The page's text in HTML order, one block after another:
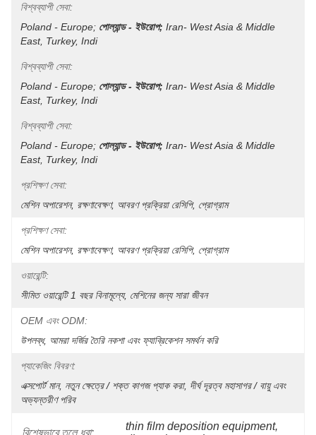
বিশ্বব্যাপী সেবা:
Poland - Europe; পোল্যান্ড - ইউরোপ; Iran- West Asia & Middle
East, Turkey, Indi
বিশ্বব্যাপী সেবা:
Poland - Europe; পোল্যান্ড - ইউরোপ; Iran- West Asia & Middle
East, Turkey, Indi
বিশ্বব্যাপী সেবা:
Poland - Europe; পোল্যান্ড - ইউরোপ; Iran- West Asia & Middle
East, Turkey, Indi
প্রশিক্ষণ সেবা:
মেশিন অপারেশন, রক্ষণাবেক্ষণ, আবরণ প্রক্রিয়া রেসিপি, প্রোগ্রাম
প্রশিক্ষণ সেবা:
মেশিন অপারেশন, রক্ষণাবেক্ষণ, আবরণ প্রক্রিয়া রেসিপি, প্রোগ্রাম
ওয়ারেন্টি:
সীমিত ওয়ারেন্টি 1 বছর বিনামূল্যে, মেশিনের জন্য সারা জীবন
OEM এবং ODM:
উপলব্ধ, আমরা দর্জির তৈরি নকশা এবং ফ্যাব্রিকেশন সমর্থন করি
প্যাকেজিং বিবরণ:
এক্সপোর্ট মান, নতুন ক্ষেত্রে / শক্ত কাগজ প্যাক করা, দীর্ঘ দূরত্ব মহাসাগর / বায়ু এবং
অভ্যন্তরীণ পরিব
বিশেষভাবে তুলে ধরা:
thin film deposition equipment,